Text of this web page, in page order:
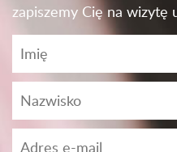
zapiszemy Cię na wizytę